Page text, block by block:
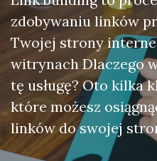
zdobywaniu linków
Twojej strony
witrynach Dlaczego
tę usługę? Oto kilka
które możesz
linków do swojej